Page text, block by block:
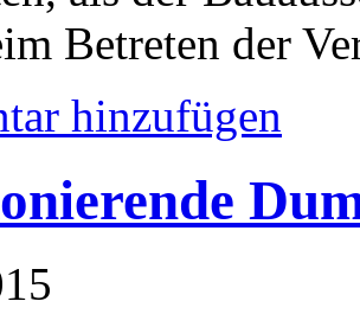
Betreten der
hinzufügen